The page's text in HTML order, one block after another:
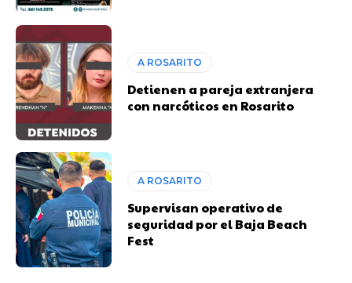
A ROSARITO
Detienen a pareja extranjera
con narcóticos en Rosarito
A ROSARITO
Supervisan operativo de
seguridad por el Baja Beach
Fest